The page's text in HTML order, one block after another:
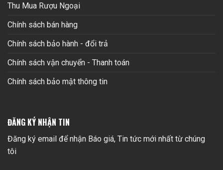
Thu Mua Rượu Ngoại
Chính sách bán hàng
Chính sách bảo hành - đổi trả
Chính sách vận chuyển - Thanh toán
Chính sách bảo mật thông tin
ĐĂNG KÝ NHẬN TIN
Đăng ký email để nhận Báo giá, Tin tức mới nhất từ chúng
tôi